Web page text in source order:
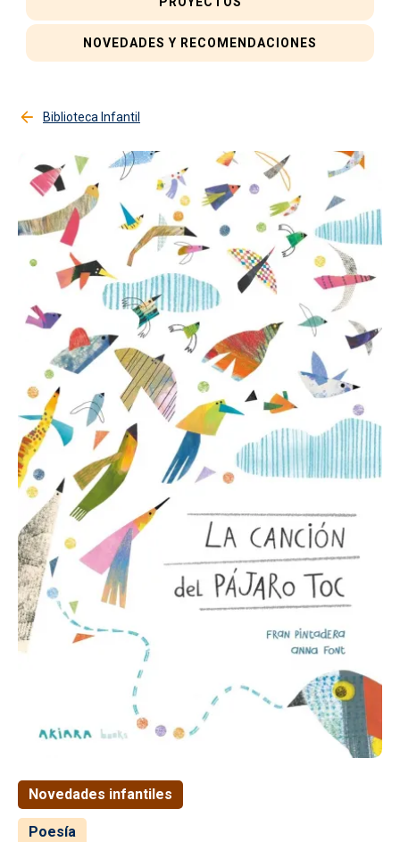
NOVEDADES Y RECOMENDACIONES
Biblioteca Infantil
Novedades infantiles
Poesía